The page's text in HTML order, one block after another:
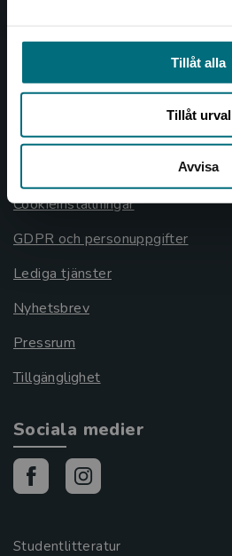
Tillåt alla
Tillåt urval
Avvisa
Köpvillkor
Allmänna länkar
Om oss
Cookieinställningar
GDPR och personuppgifter
Lediga tjänster
Nyhetsbrev
Pressrum
Tillgänglighet
Sociala medier
Studentlitteratur